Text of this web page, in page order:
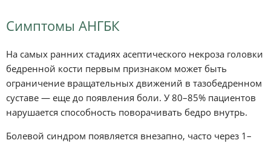
Симптомы АНГБК
На самых ранних стадиях асептического некроза головки
бедренной кости первым признаком может быть
ограничение вращательных движений в тазобедренном
суставе — еще до появления боли. У 80–85% пациентов
нарушается способность поворачивать бедро внутрь.
Болевой синдром появляется внезапно, часто через 1–